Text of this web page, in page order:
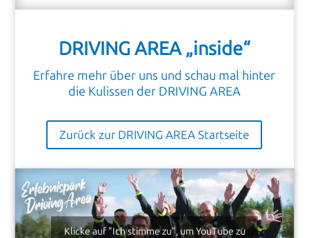
DRIVING AREA „inside“
Erfahre mehr über uns und schau mal hinter
die Kulissen der DRIVING AREA
Zurück zur DRIVING AREA Startseite
Klicke auf "Ich stimme zu", um YouTube zu